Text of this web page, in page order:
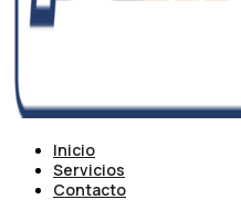
Inicio
Servicios
Contacto